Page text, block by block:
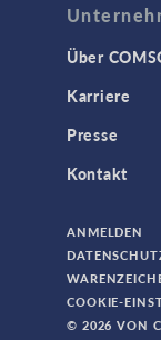
Über
Karriere
Presse
Kontakt
ANMELDEN
COOKIE-
© 2026 VON